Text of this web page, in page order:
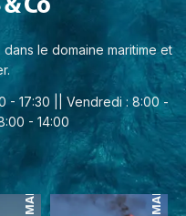
le domaine maritime et
- 17:30 || Vendredi : 8:00 -
- 14:00
DOMAINES DOMAINES